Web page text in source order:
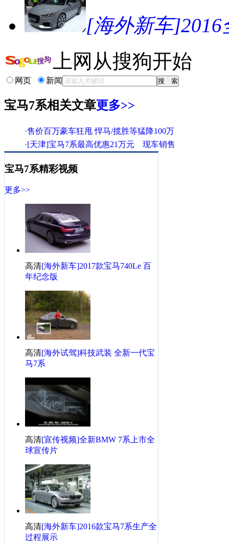
[海外新车]2016
上网从搜狗开始
网页 新闻
宝马7系相关文章更多>>
·售价百万豪车狂甩 悍马/揽胜等猛降100万
·[天津]宝马7系最高优惠21万元 现车销售
·全新BMW7系：尊享重购礼遇 驱动全新历程
车展前优惠 宝马领衔豪车最高现金降20万
·淡季大甩卖 奔驰/宝马/奥迪最高降105万
【谁更实惠】奥迪A8L/宝马7系/捷豹XJ pk
悦享清凉之旅 苏州骏宝行BMW 夏日礼遇！
宝马7系相关热帖
·宝马7系怎么样？-记我的1年用车感受
·宝马740发生严重交通事故，安全气囊未弹出来
· 全新一代宝马7系谍照曝光! 将2015年上市
·宝马750LI豪华2010款隆重登场
·宝马740LI新车作业——飞一般的感觉！舒服..
·时尚+大气 新款宝马730Li实拍
·宝马新7系实拍
·BMW 7系第五代的驾驶感受
新车作业---2009款750Li
为了米米！重新交宝马740Li作业！
宝马7系精彩视频
更多>>
高清[海外新车]2017款宝马740Le 百
年纪念版
高清[海外试驾]科技武装 全新一代宝
马7系
高清[宣传视频]全新BMW 7系上市全
球宣传片
高清[海外新车]2016款宝马7系生产全
过程展示